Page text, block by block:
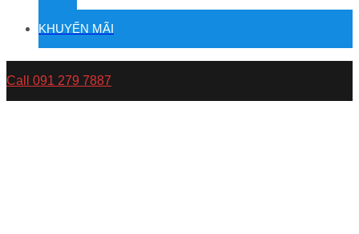
KHUYẾN MÃI
Call 091 279 7887